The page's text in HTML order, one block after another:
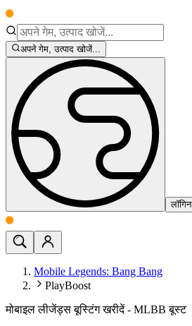
अपने गेम, उत्पाद खोजें...
लॉगिन
Mobile Legends: Bang Bang
PlayBoost
मोबाइल लीजेंड्स बूस्टिंग खरीदें - MLBB बूस्ट